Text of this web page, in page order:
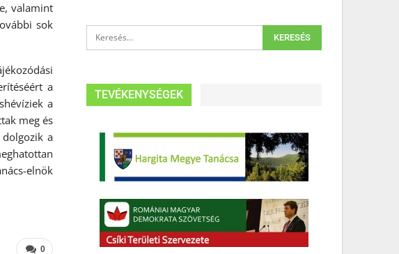
valamint
sok
a
a
meg és
a
elnök
0
TEVÉKENYSÉGEK